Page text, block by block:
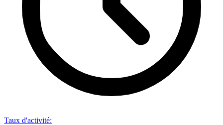
Taux d'activité: